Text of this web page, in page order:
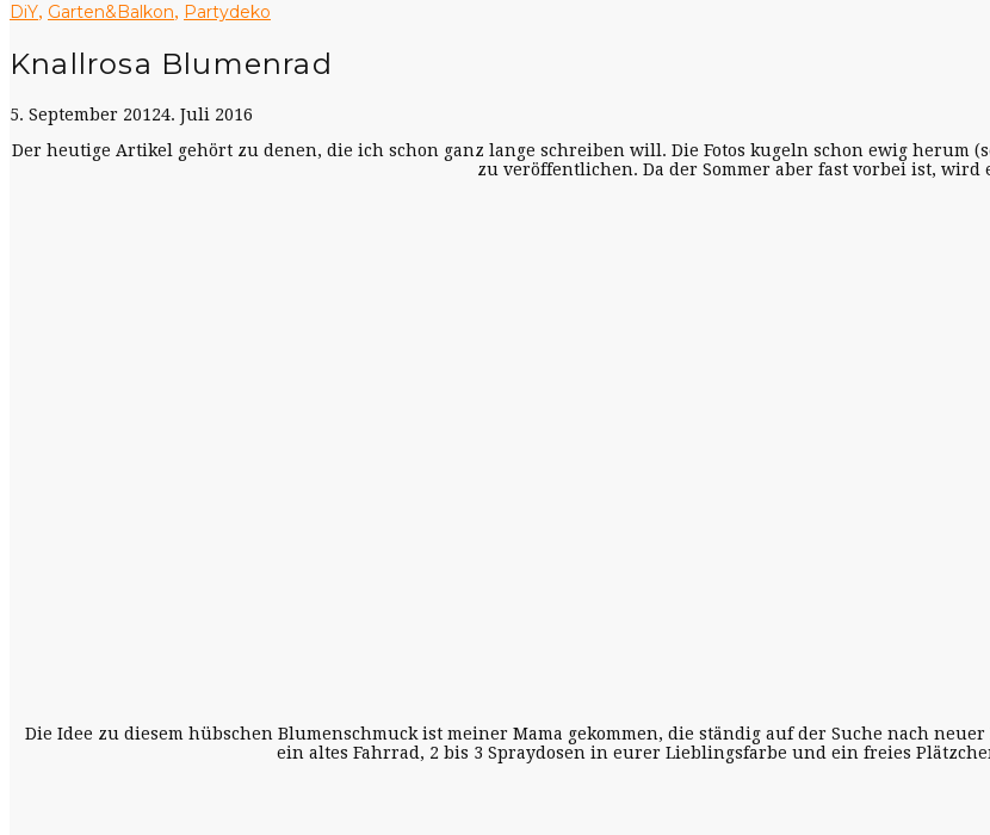
DiY, Garten&Balkon, Partydeko
Knallrosa Blumenrad
5. September 20124. Juli 2016
Der heutige Artikel gehört zu denen, die ich schon ganz lange schreiben will. Die Fotos kugeln schon ewig herum
zu veröffentlichen. Da der Sommer aber fast vorbei ist, wird
Die Idee zu diesem hübschen Blumenschmuck ist meiner Mama gekommen, die ständig auf der Suche nach
ein altes Fahrrad, 2 bis 3 Spraydosen in eurer Lieblingsfarbe und ein freies